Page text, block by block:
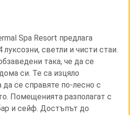
Spa Resort предлага
луксозни, светли и чисти стаи.
така, че да се
си. Те са изцяло
да се справяте по-лесно с
Помещенията разполагат с
и сейф. Достъпът до